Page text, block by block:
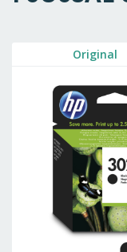
Original